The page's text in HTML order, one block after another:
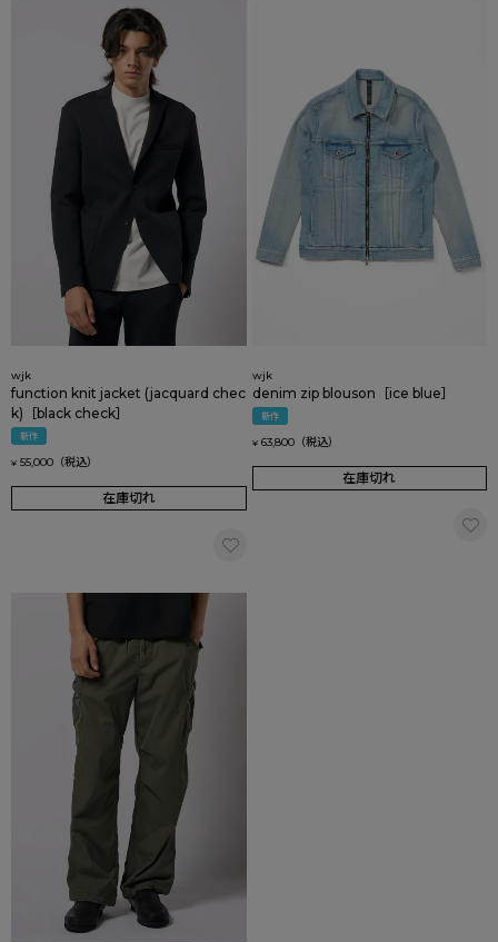
wjk
function knit jacket (jacquard chec
k)［black check］
新作
¥ 55,000
在庫切れ
wjk
denim zip blouson［ice blue］
新作
¥ 63,800
在庫切れ